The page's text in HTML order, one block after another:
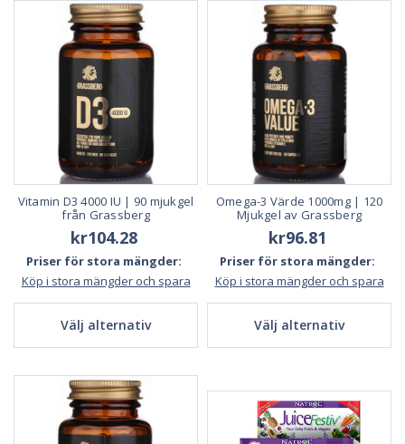
De som är utformade för att lösa ett specifikt hälsoproblem, o
De som är allmänna multivitaminer avsedda för allmänt välbefi
Det finns ett brett utbud av produkter från
olika tillverkare inom var oc
h en av dessa kategorier
. Vissa kosttillskott tas dagligen, medan andr
a endast behövs ibland.
Read Less
Vitamin D3 4000 IU | 90 mjukgel
från Grassberg
kr104.28
Priser för stora mängder:
Köp i stora mängder och spara
Välj alternativ
Omega-3 Värde 1000mg | 120
Mjukgel av Grassberg
kr96.81
Priser för stora mängder:
Köp i stora mängder och spara
Välj alternativ